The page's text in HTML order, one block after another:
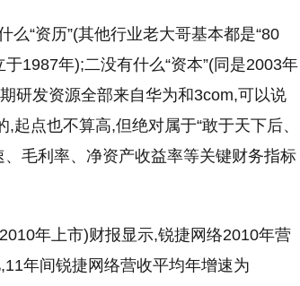
“资历”(其他行业老大哥基本都是“80
1987年);二没有什么“资本”(同是2003年
研发资源全部来自华为和3com,可以说
起点也不算高,但绝对属于“敢于天下后、
毛利率、净资产收益率等关键财务指标
年上市)财报显示,锐捷网络2010年营
年间锐捷网络营收平均年增速为